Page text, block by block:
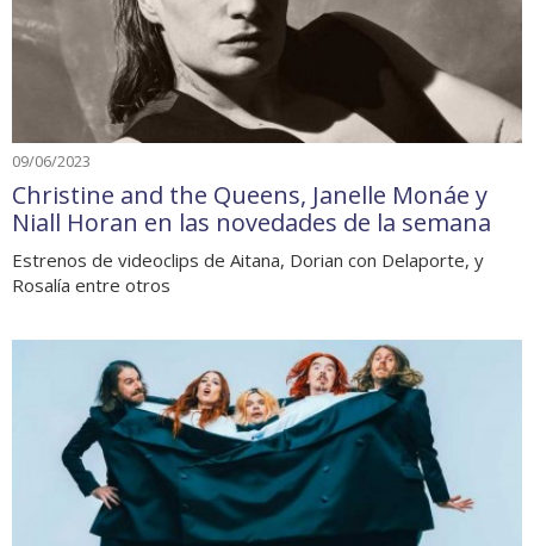
09/06/2023
Christine and the Queens, Janelle Monáe y
Niall Horan en las novedades de la semana
Estrenos de videoclips de Aitana, Dorian con Delaporte, y
Rosalía entre otros